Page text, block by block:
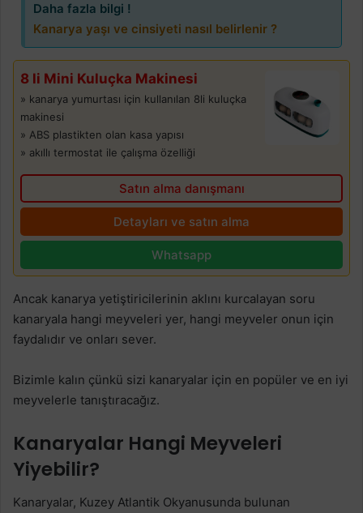
Daha fazla bilgi !
Kanarya yaşı ve cinsiyeti nasıl belirlenir ?
8 li Mini Kuluçka Makinesi
» kanarya yumurtası için kullanılan 8li kuluçka
makinesi
» ABS plastikten olan kasa yapısı
» akıllı termostat ile çalışma özelliği
Satın alma danışmanı
Detayları ve satın alma
Whatsapp
Ancak kanarya yetiştiricilerinin aklını kurcalayan soru
kanaryala hangi meyveleri yer, hangi meyveler onun için
faydalıdır ve onları sever.
Bizimle kalın çünkü sizi kanaryalar için en popüler ve en iyi
meyvelerle tanıştıracağız.
Kanaryalar Hangi Meyveleri
Yiyebilir?
Kanaryalar, Kuzey Atlantik Okyanusunda bulunan